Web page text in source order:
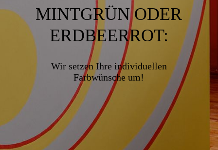
MINTGRÜN ODER
ERDBEERROT:
Wir setzen Ihre individuellen
Farbwünsche um!